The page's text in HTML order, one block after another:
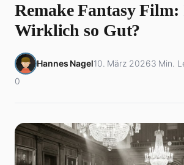
Remake Fantasy Film:
Wirklich so Gut?
Hannes Nagel10. März 20263 Min.
0